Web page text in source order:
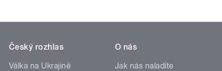
Český rozhlas
Válka na Ukrajině
O nás
Jak nás naladíte